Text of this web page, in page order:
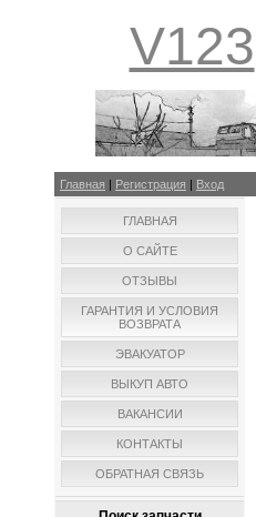
V123
Главная | Регистрация | Вход
ГЛАВНАЯ
О САЙТЕ
ОТЗЫВЫ
ГАРАНТИЯ И УСЛОВИЯ
ВОЗВРАТА
ЭВАКУАТОР
ВЫКУП АВТО
ВАКАНСИИ
КОНТАКТЫ
ОБРАТНАЯ СВЯЗЬ